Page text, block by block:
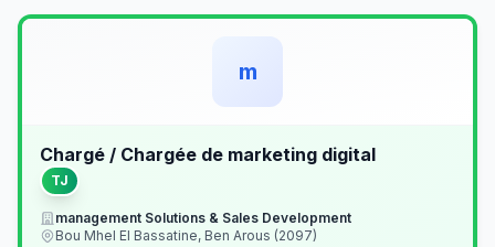
m
Chargé / Chargée de marketing digital
TJ
management Solutions & Sales Development
Bou Mhel El Bassatine, Ben Arous (2097)